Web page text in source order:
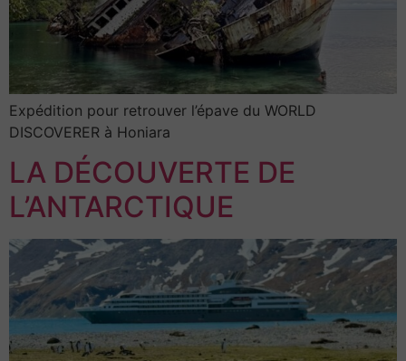
Expédition pour retrouver l’épave du WORLD
DISCOVERER à Honiara
LA DÉCOUVERTE DE
L’ANTARCTIQUE